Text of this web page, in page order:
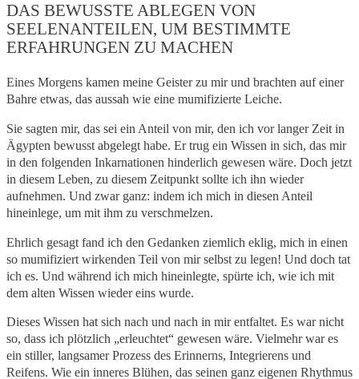
DAS BEWUSSTE ABLEGEN VON
SEELENANTEILEN, UM BESTIMMTE
ERFAHRUNGEN ZU MACHEN
Eines Morgens kamen meine Geister zu mir und brachten auf einer
Bahre etwas, das aussah wie eine mumifizierte Leiche.
Sie sagten mir, das sei ein Anteil von mir, den ich vor langer Zeit in
Ägypten bewusst abgelegt habe. Er trug ein Wissen in sich, das mir
in den folgenden Inkarnationen hinderlich gewesen wäre. Doch jetzt
in diesem Leben, zu diesem Zeitpunkt sollte ich ihn wieder
aufnehmen. Und zwar ganz: indem ich mich in diesen Anteil
hineinlege, um mit ihm zu verschmelzen.
Ehrlich gesagt fand ich den Gedanken ziemlich eklig, mich in einen
so mumifiziert wirkenden Teil von mir selbst zu legen! Und doch tat
ich es. Und während ich mich hineinlegte, spürte ich, wie ich mit
dem alten Wissen wieder eins wurde.
Dieses Wissen hat sich nach und nach in mir entfaltet. Es war nicht
so, dass ich plötzlich „erleuchtet“ gewesen wäre. Vielmehr war es
ein stiller, langsamer Prozess des Erinnerns, Integrierens und
Reifens. Wie ein inneres Blühen, das seinen ganz eigenen Rhythmus